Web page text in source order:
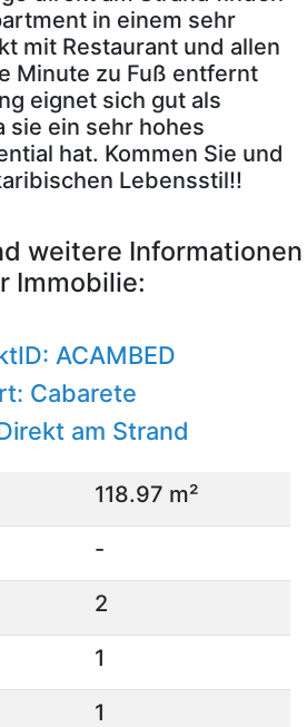
in einem sehr
mit Restaurant und allen
Minute zu Fuß entfernt
eignet sich gut als
sie ein sehr hohes
hat. Kommen Sie und
Lebensstil!!
weitere Informationen
Immobilie:
ACAMBED
Cabarete
am Strand
118.97 m²
-
2
1
1